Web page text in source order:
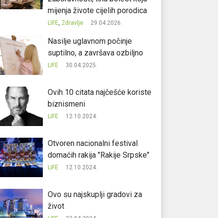
mijenja živote cijelih porodica
LIFE, Zdravlje 29.04.2026.
Nasilje uglavnom počinje
suptilno, a završava ozbiljno
LIFE 30.04.2025.
Ovih 10 citata najčešće koriste
biznismeni
LIFE 12.10.2024.
Otvoren nacionalni festival
domaćih rakija "Rakije Srpske"
LIFE 12.10.2024.
Ovo su najskuplji gradovi za
život